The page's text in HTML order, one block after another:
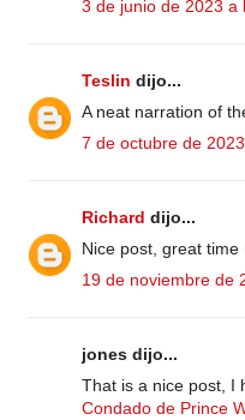
3 de junio de 2023 a
Teslin dijo...
A neat narration of
7 de octubre de
Richard dijo...
Nice post, great
19 de noviembre de
jones dijo...
That is a nice post, I
Condado de Prince